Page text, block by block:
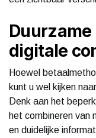
digitale
Hoewel
kunt u wel kijken
Denk aan het
het combineren van
en duidelijke